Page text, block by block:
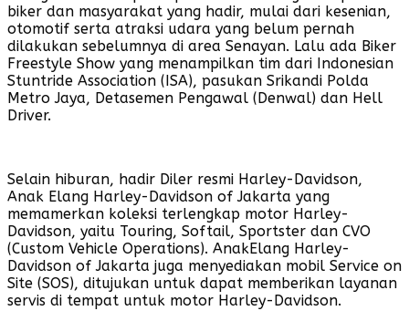
biker dan masyarakat yang hadir, mulai dari kesenian,
otomotif serta atraksi udara yang belum pernah
dilakukan sebelumnya di area Senayan. Lalu ada Biker
Freestyle Show yang menampilkan tim dari Indonesian
Stuntride Association (ISA), pasukan Srikandi Polda
Metro Jaya, Detasemen Pengawal (Denwal) dan Hell
Driver.
Selain hiburan, hadir Diler resmi Harley-Davidson,
Anak Elang Harley-Davidson of Jakarta yang
memamerkan koleksi terlengkap motor Harley-
Davidson, yaitu Touring, Softail, Sportster dan CVO
(Custom Vehicle Operations). AnakElang Harley-
Davidson of Jakarta juga menyediakan mobil Service on
Site (SOS), ditujukan untuk dapat memberikan layanan
servis di tempat untuk motor Harley-Davidson.